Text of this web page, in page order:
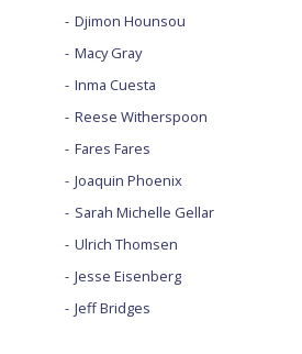
Djimon Hounsou
Macy Gray
Inma Cuesta
Reese Witherspoon
Fares Fares
Joaquin Phoenix
Sarah Michelle Gellar
Ulrich Thomsen
Jesse Eisenberg
Jeff Bridges